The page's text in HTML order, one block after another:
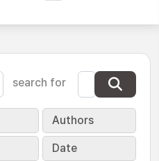
search for
Authors
Date